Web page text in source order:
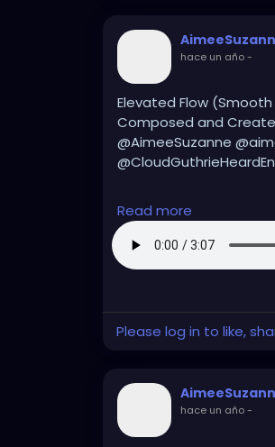
hace un año-
Elevated Flow
Composed and
@AimeeSuzanne
#aimeesuzanne
#MusicMakerJamApp
#instrumental
#hiphopinstrumental
Read more
Please log in to like,
hace un año-